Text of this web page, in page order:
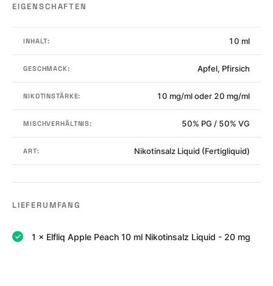
EIGENSCHAFTEN
INHALT: 10 ml
GESCHMACK: Apfel, Pfirsich
NIKOTINSTÄRKE: 10 mg/ml oder 20 mg/ml
MISCHVERHÄLTNIS: 50% PG / 50% VG
ART: Nikotinsalz Liquid (Fertigliquid)
LIEFERUMFANG
1 × Elfliq Apple Peach 10 ml Nikotinsalz Liquid - 20 mg